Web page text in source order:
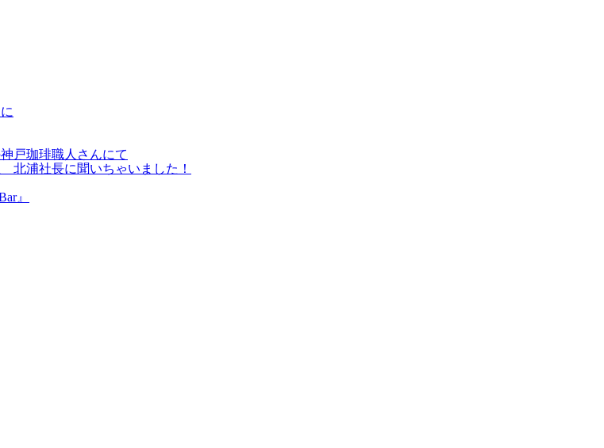
戸珈琲職人さんにて
浦社長に聞いちゃいました！
』